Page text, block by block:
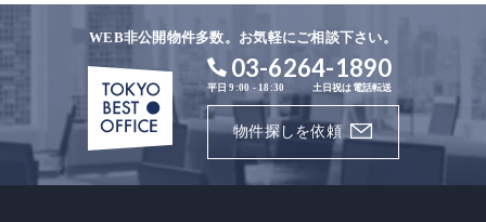
WEB非公開物件多数。お気軽にご相談下さい。
03-6264-1890
平日 9:00 - 18:30 土日祝は電話転送
物件探しを依頼